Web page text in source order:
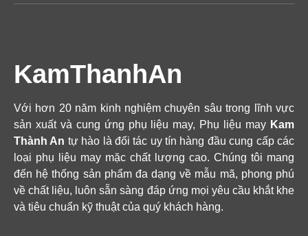
KamThanhAn
Với hơn 20 năm kinh nghiệm chuyên sâu trong lĩnh vực
sản xuất và cung ứng phụ liệu may, Phụ liệu may Kam
Thành An tự hào là đối tác uy tín hàng đầu cung cấp các
loại phụ liệu may mặc chất lượng cao. Chúng tôi mang
đến hệ thống sản phẩm đa dạng về mẫu mã, phong phú
về chất liệu, luôn sẵn sàng đáp ứng mọi yêu cầu khắt khe
và tiêu chuẩn kỹ thuật của quý khách hàng.